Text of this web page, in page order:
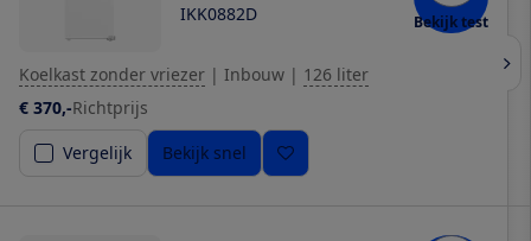
IKK0882D Bekijk test
Koelkast zonder vriezer | Inbouw | 126 liter
€ 370,-Richtprijs
Vergelijk
Bekijk snel